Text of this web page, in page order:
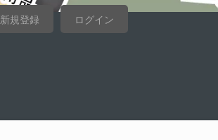
新規登録 ログイン